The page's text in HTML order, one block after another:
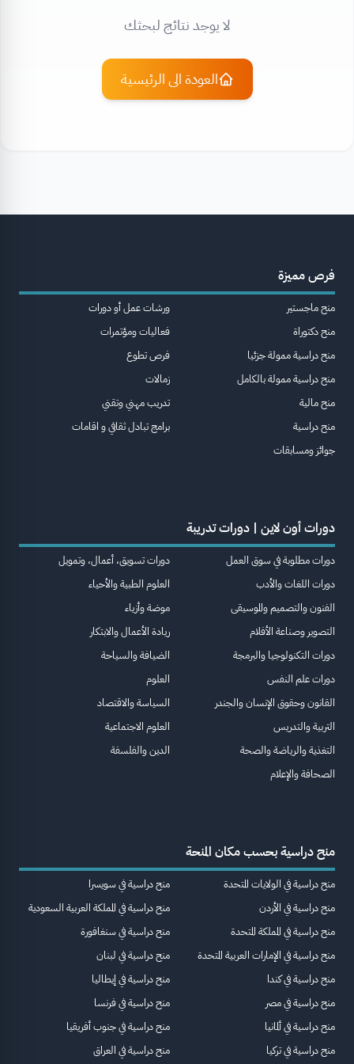
لا يوجد نتائج لبحثك
العودة الى الرئيسية
فرص مميزة
منح ماجستير
منح دكتوراة
منح دراسية ممولة جزئيا
منح دراسية ممولة بالكامل
منح مالية
منح دراسية
جوائز ومسابقات
ورشات عمل أو دورات
فعاليات ومؤتمرات
فرص تطوع
زمالات
تدريب مهني وتقني
برامج تبادل ثقافي و اقامات
دورات أون لاين | دورات تدريبة
دورات مطلوبة في سوق العمل
دورات اللغات والأدب
الفنون والتصميم والموسيقى
التصوير وصناعة الأفلام
دورات التكنولوجيا والبرمجة
دورات علم النفس
القانون وحقوق الإنسان والجندر
التربية والتدريس
التغذية والرياضة والصحة
الصحافة والإعلام
دورات تسويق، أعمال، وتمويل
العلوم الطبية والأحياء
موضة وأزياء
ريادة الأعمال والابتكار
الضيافة والسياحة
العلوم
السياسة والاقتصاد
العلوم الاجتماعية
الدين والفلسفة
منح دراسية بحسب مكان المنحة
منح دراسية في الولايات المتحدة
منح دراسية في الأردن
منح دراسية في المملكة المتحدة
منح دراسية في الإمارات العربية المتحدة
منح دراسية في كندا
منح دراسية في مصر
منح دراسية في ألمانيا
منح دراسية في تركيا
منح دراسية في سويسرا
منح دراسية في المملكة العربية السعودية
منح دراسية في سنغافورة
منح دراسية في لبنان
منح دراسية في إيطاليا
منح دراسية في فرنسا
منح دراسية في جنوب أفريقيا
منح دراسية في العراق